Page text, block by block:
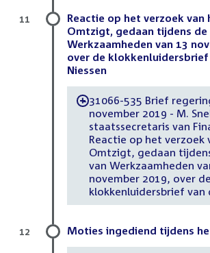
Reactie op het verzoek van
Omtzigt, gedaan tijdens de
Werkzaamheden van 13
over de klokkenluidersbrief
Niessen
-31066-535 Brief
november 2019 - M.
staatssecretaris van
Reactie op het verzoek
Omtzigt, gedaan
van Werkzaamheden
november 2019, over de
klokkenluidersbrief van
11
Moties ingediend tijdens
12